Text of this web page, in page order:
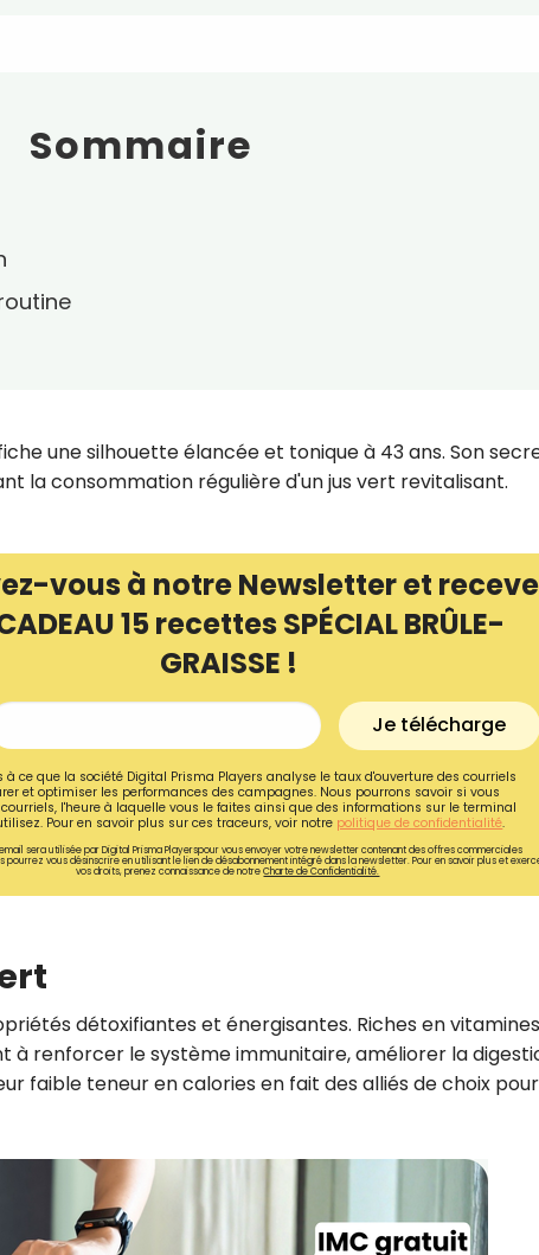
Sommaire
une silhouette élancée et tonique à 43 ans. Son
la consommation régulière d'un jus vert revitalisant.
vous à notre Newsletter et
15 recettes SPÉCIAL BRÛLE-
GRAISSE !
Je télécharge
à ce que la société Digital Prisma Players analyse le taux d'ouverture des courriels
et optimiser les performances des campagnes. Nous pourrons savoir si vous
l'heure à laquelle vous le faites ainsi que des informations sur le terminal
Pour en savoir plus sur ces traceurs, voir notre politique de confidentialité.
sera utilisée par Digital Prisma Playerspour vous envoyer votre newsletter contenant des offres commerciales
pourrez vous désinscrire en utilisant le lien de désabonnement intégré dans la newsletter. Pour en savoir plus et
vos droits, prenez connaissance de notreCharte de Confidentialité.
détoxifiantes et énergisantes. Riches en
à renforcer le système immunitaire, améliorer la
faible teneur en calories en fait des alliés de choix pour
recettes inédites de
Ainsi que la newsletter